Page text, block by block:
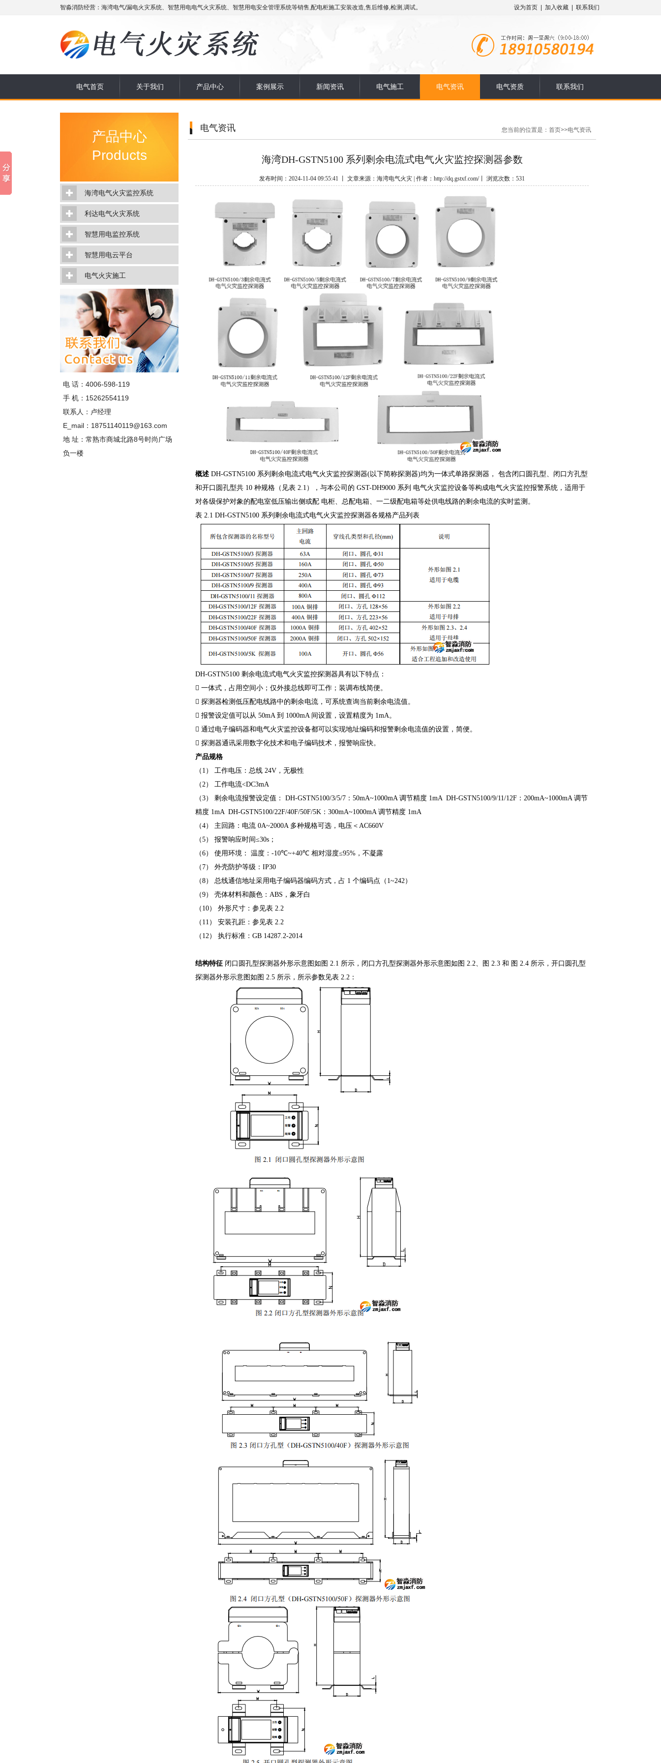
智淼消防经营：海湾电气/漏电火灾系统、智慧用电电气火灾系统、智慧用电安全管理系统等销售,配电柜施工安装改造,售后维修,检测,调试。 设为首页 加入收藏 联系我们
电气首页 关于我们 产品中心 案例展示 新闻资讯 电气施工 电气资讯 电气资质 联系我们
产品中心
Products
海湾电气火灾监控系统
利达电气火灾系统
智慧用电监控系统
智慧用电云平台
电气火灾施工
电 话：4006-598-119
手 机：15262554119
联系人：卢经理
E_mail：18751140119@163.com
地 址：常熟市商城北路8号时尚广场
负一楼
您当前的位置是： 首页>>电气资讯
电气资讯
海湾DH-GSTN5100 系列剩余电流式电气火灾监控探测器参数
发布时间：2024-11-04 09:55:41 丨 文章来源：海湾电气火灾 | 作者：http://dq.gstxf.com/丨 浏览次数：531
概述 DH-GSTN5100 系列剩余电流式电气火灾监控探测器(以下简称探测器)均为一体式单路探测器， 包含闭口圆孔型、闭口方孔型
和开口圆孔型共 10 种规格（见表 2.1 ），与本公司的 GST-DH9000 系列 电气火灾监控设备等构成电气火灾监控报警系统，适用于
对各级保护对象的配电室低压输出侧或配 电柜、总配电箱、一二级配电箱等处供电线路的剩余电流的实时监测。
表 2.1 DH-GSTN5100 系列剩余电流式电气火灾监控探测器各规格产品列表
DH-GSTN5100 剩余电流式电气火灾监控探测器具有以下特点：
 一体式，占用空间小；仅外接总线即可工作；装调布线简便。
 探测器检测低压配电线路中的剩余电流，可系统查询当前剩余电流值。
 报警设定值可以从 50mA 到 1000mA 间设置，设置精度为 1mA。
 通过电子编码器和电气火灾监控设备都可以实现地址编码和报警剩余电流值的设置，简便。
 探测器通讯采用数字化技术和电子编码技术，报警响应快。
产品规格
（ 1 ） 工作电压：总线 24V ，无极性
（2） 工作电流<DC3mA
（3） 剩余电流报警设定值： DH-GSTN5100/3/5/7 ： 50mA~1000mA 调节精度 1mA DH-GSTN5100/9/11/12F ： 200mA~1000mA 调节
精度 1mA DH-GSTN5100/22F/40F/50F/5K ： 300mA~1000mA 调节精度 1mA
（4） 主回路：电流 0A~2000A 多种规格可选，电压＜ AC660V
（5） 报警响应时间≤30s ；
（6） 使用环境： 温度： -10℃~+40℃ 相对湿度≤95% ，不凝露
（ 7） 外壳防护等级： IP30
（8） 总线通信地址采用电子编码器编码方式，占 1 个编码点（ 1~242）
（9） 壳体材料和颜色： ABS ，象牙白
（ 10） 外形尺寸：参见表 2.2
（ 11 ） 安装孔距：参见表 2.2
（ 12） 执行标准： GB 14287.2-2014
结构特征 闭口圆孔型探测器外形示意图如图 2.1 所示，闭口方孔型探测器外形示意图如图 2.2、图 2.3 和 图 2.4 所示，开口圆孔型
探测器外形示意图如图 2.5 所示，所示参数见表 2.2 ：